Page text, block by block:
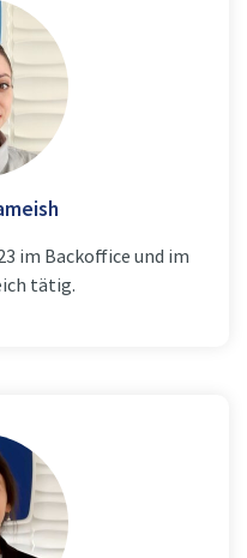
im Backoffice und im
tätig.